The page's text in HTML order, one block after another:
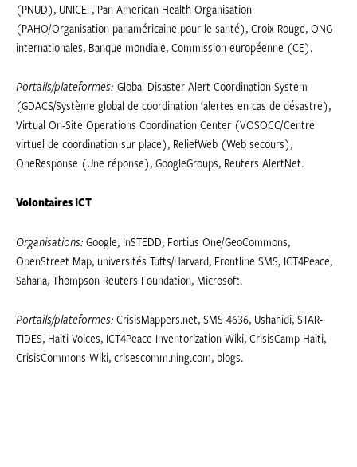
(PNUD), UNICEF, Pan American Health Organisation
(PAHO/Organisation panaméricaine pour le santé), Croix Rouge, ONG
internationales, Banque mondiale, Commission européenne (CE).
Portails/plateformes: Global Disaster Alert Coordination System
(GDACS/Système global de coordination ‘alertes en cas de désastre),
Virtual On-Site Operations Coordination Center (VOSOCC/Centre
virtuel de coordination sur place), ReliefWeb (Web secours),
OneResponse (Une réponse), GoogleGroups, Reuters AlertNet.
Volontaires ICT
Organisations: Google, InSTEDD, Fortius One/GeoCommons,
OpenStreet Map, universités Tufts/Harvard, Frontline SMS, ICT4Peace,
Sahana, Thompson Reuters Foundation, Microsoft.
Portails/plateformes: CrisisMappers.net, SMS 4636, Ushahidi, STAR-
TIDES, Haiti Voices, ICT4Peace Inventorization Wiki, CrisisCamp Haiti,
CrisisCommons Wiki, crisescomm.ning.com, blogs.